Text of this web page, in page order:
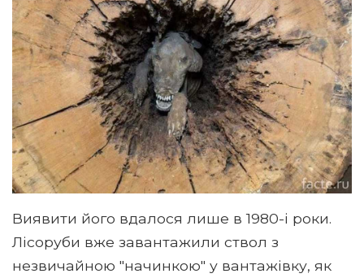
Виявити його вдалося лише в 1980-і роки.
Лісоруби вже завантажили ствол з
незвичайною "начинкою" у вантажівку, як